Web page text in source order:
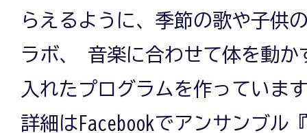
らえるように、季節の歌や子供
ラボ、 音楽に合わせて体を動か
入れたプログラムを作っていま
詳細はFacebookでアンサンブル